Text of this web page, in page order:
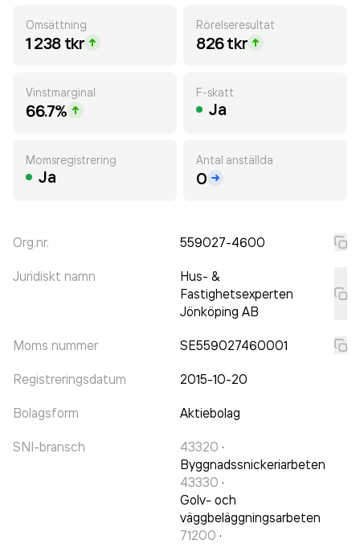
Omsättning
1 238 tkr
Rörelseresultat
826 tkr
Vinstmarginal
66.7%
F-skatt
Ja
Momsregistrering
Ja
Antal anställda
0
Org.nr. 559027-4600
Juridiskt namn
Hus- &
Fastighetsexperten
Jönköping AB
Moms nummer SE559027460001
Registreringsdatum 2015-10-20
Bolagsform Aktiebolag
SNI-bransch 43320 ·
Byggnadssnickeriarbeten
43330 ·
Golv- och
väggbeläggningsarbeten
71200 ·